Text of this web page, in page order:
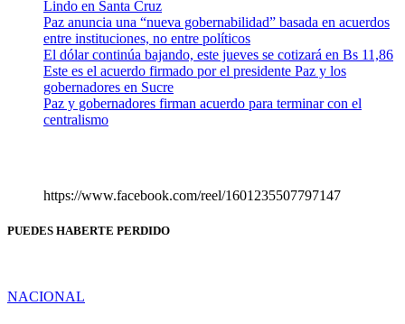
Lindo en Santa Cruz
Paz anuncia una “nueva gobernabilidad” basada en acuerdos
entre instituciones, no entre políticos
El dólar continúa bajando, este jueves se cotizará en Bs 11,86
Este es el acuerdo firmado por el presidente Paz y los
gobernadores en Sucre
Paz y gobernadores firman acuerdo para terminar con el
centralismo
https://www.facebook.com/reel/1601235507797147
PUEDES HABERTE PERDIDO
NACIONAL